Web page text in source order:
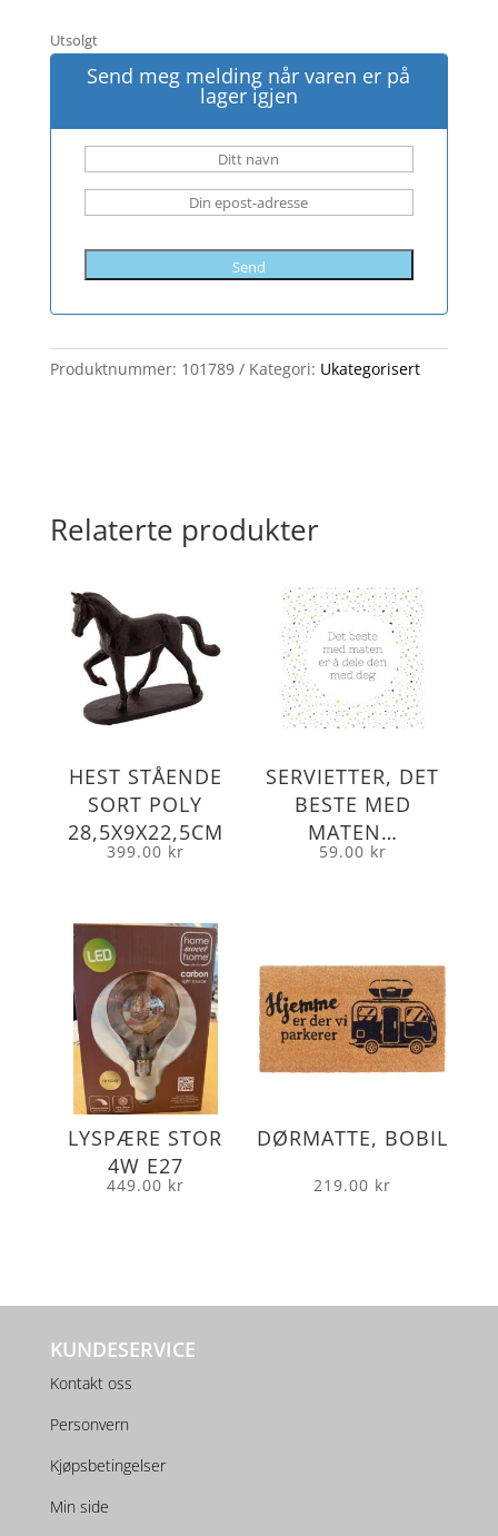
Utsolgt
Send meg melding når varen er på
lager igjen
Send
Produktnummer: 101789 Kategori: Ukategorisert
Relaterte produkter
HEST STÅENDE
SORT POLY
28,5X9X22,5CM
399.00 kr
SERVIETTER, DET
BESTE MED
MATEN…
59.00 kr
LYSPÆRE STOR
4W E27
449.00 kr
DØRMATTE, BOBIL
219.00 kr
KUNDESERVICE
Kontakt oss
Personvern
Kjøpsbetingelser
Min side